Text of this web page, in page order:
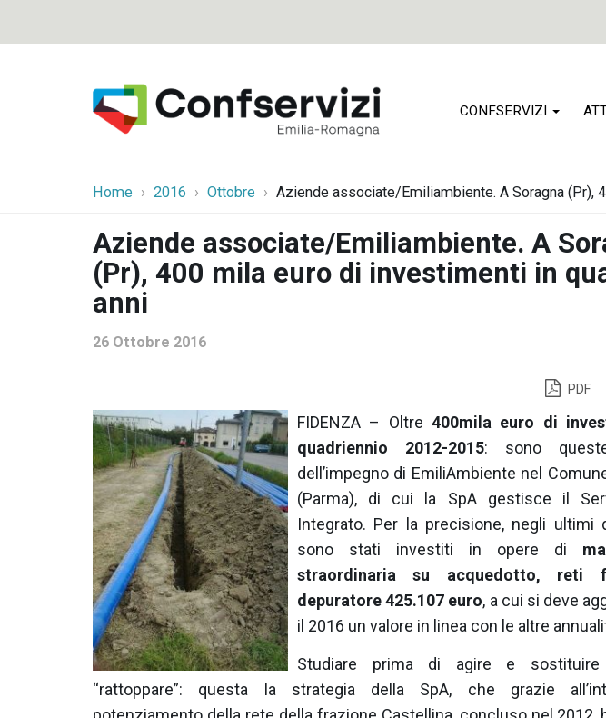
CONFSERVIZI
Home 2016 Ottobre Aziende associate/Emiliambiente. A Soragna (Pr),
Aziende associate/Emiliambiente. A
(Pr), 400 mila euro di investimenti in
anni
26 Ottobre 2016
PDF
FIDENZA – Oltre 400mila euro di
quadriennio 2012-2015: sono
dell’impegno di EmiliAmbiente nel
(Parma), di cui la SpA gestisce il
Integrato. Per la precisione, negli ultimi
sono stati investiti in opere di
straordinaria su acquedotto, reti
depuratore 425.107 euro, a cui si deve
il 2016 un valore in linea con le altre
Studiare prima di agire e
“rattoppare”: questa la strategia della SpA, che grazie